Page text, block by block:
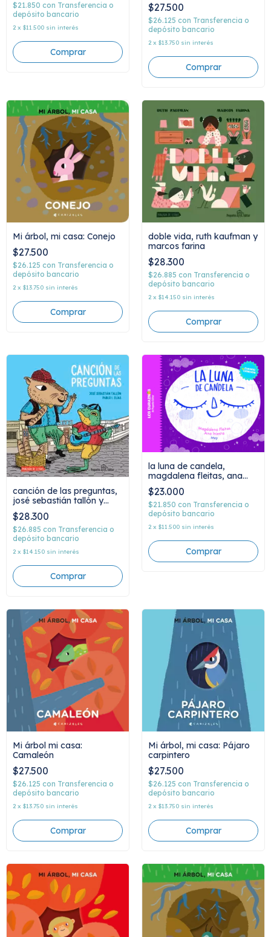
$21.850 con Transferencia o
depósito bancario
2 x $11.500 sin interés
$27.500
$26.125 con Transferencia o
depósito bancario
2 x $13.750 sin interés
Mi árbol, mi casa: Conejo
$27.500
$26.125 con Transferencia o
depósito bancario
2 x $13.750 sin interés
doble vida, ruth kaufman y
marcos farina
$28.300
$26.885 con Transferencia o
depósito bancario
2 x $14.150 sin interés
canción de las preguntas,
josé sebastián tallón y
pablo elías
$28.300
$26.885 con Transferencia o
depósito bancario
2 x $14.150 sin interés
la luna de candela,
magdalena fleitas, ana
iniesta y mey
$23.000
$21.850 con Transferencia o
depósito bancario
2 x $11.500 sin interés
Mi árbol mi casa:
Camaleón
$27.500
$26.125 con Transferencia o
depósito bancario
2 x $13.750 sin interés
Mi árbol, mi casa: Pájaro
carpintero
$27.500
$26.125 con Transferencia o
depósito bancario
2 x $13.750 sin interés